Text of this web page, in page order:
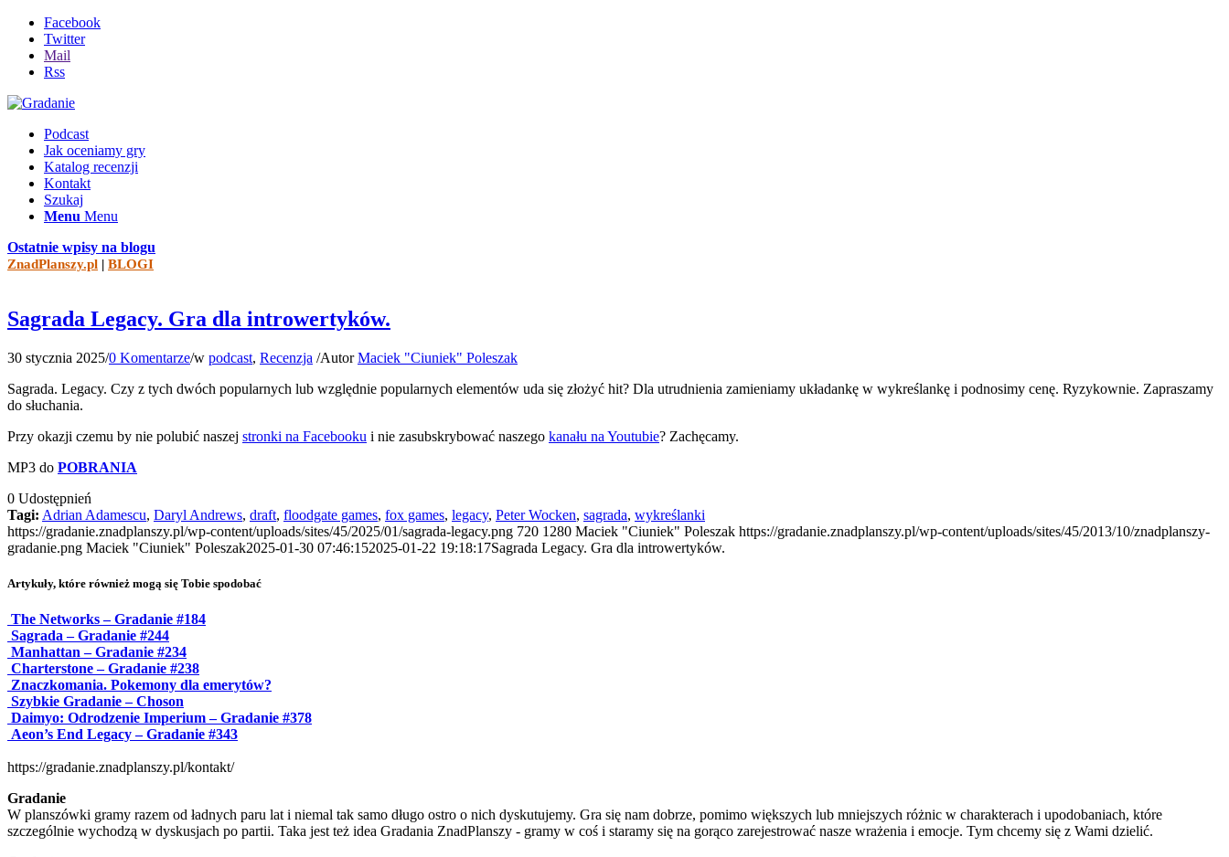
Facebook
Twitter
Mail
Rss
Podcast
Jak oceniamy gry
Katalog recenzji
Kontakt
Szukaj
Menu Menu
Ostatnie wpisy na blogu
ZnadPlanszy.pl | BLOGI
Sagrada Legacy. Gra dla introwertyków.
30 stycznia 2025/0 Komentarze/w podcast, Recenzja /AutorMaciek "Ciuniek" Poleszak
Sagrada. Legacy. Czy z tych dwóch popularnych lub względnie popularnych elementów uda się złożyć hit? Dla utrudnienia zamieniamy układankę w wykreślankę i podnosimy cenę. Ryzykownie. Zapraszamy
do słuchania.
Przy okazji czemu by nie polubić naszej stronki na Facebooku i nie zasubskrybować naszego kanału na Youtubie? Zachęcamy.
MP3 do POBRANIA
0 Udostępnień
Tagi: Adrian Adamescu, Daryl Andrews, draft, floodgate games, fox games, legacy, Peter Wocken, sagrada, wykreślanki
https://gradanie.znadplanszy.pl/wp-content/uploads/sites/45/2025/01/sagrada-legacy.png 720 1280 Maciek "Ciuniek" Poleszak https://gradanie.znadplanszy.pl/wp-content/uploads/sites/45/2013/10/znadplanszy-
gradanie.png Maciek "Ciuniek" Poleszak2025-01-30 07:46:152025-01-22 19:18:17Sagrada Legacy. Gra dla introwertyków.
Artykuły, które również mogą się Tobie spodobać
The Networks – Gradanie #184
Sagrada – Gradanie #244
Manhattan – Gradanie #234
Charterstone – Gradanie #238
Znaczkomania. Pokemony dla emerytów?
Szybkie Gradanie – Choson
Daimyo: Odrodzenie Imperium – Gradanie #378
Aeon’s End Legacy – Gradanie #343
https://gradanie.znadplanszy.pl/kontakt/
Gradanie
W planszówki gramy razem od ładnych paru lat i niemal tak samo długo ostro o nich dyskutujemy. Gra się nam dobrze, pomimo większych lub mniejszych różnic w charakterach i upodobaniach, które
szczególnie wychodzą w dyskusjach po partii. Taka jest też idea Gradania ZnadPlanszy - gramy w coś i staramy się na gorąco zarejestrować nasze wrażenia i emocje. Tym chcemy się z Wami dzielić.